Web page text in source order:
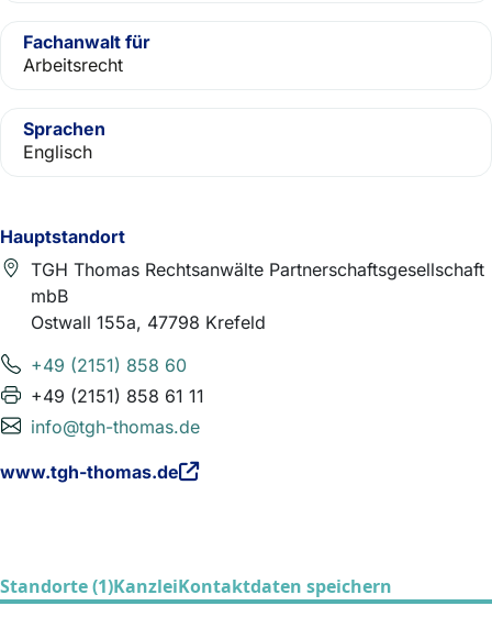
Hauptstandort
TGH Thomas Rechtsanwälte Partnerschaftsgesellschaft
mbB
Ostwall 155a, 47798 Krefeld
+49 (2151) 858 60
+49 (2151) 858 61 11
info@tgh-thomas.de
www.tgh-thomas.de
Fachanwalt für
Arbeitsrecht
Sprachen
Englisch
Standorte (1)KanzleiKontaktdaten speichern